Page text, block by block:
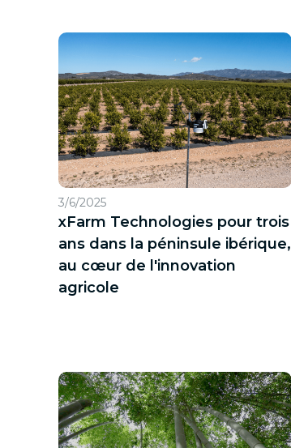
3/6/2025
xFarm Technologies pour trois
ans dans la péninsule ibérique,
au cœur de l'innovation
agricole